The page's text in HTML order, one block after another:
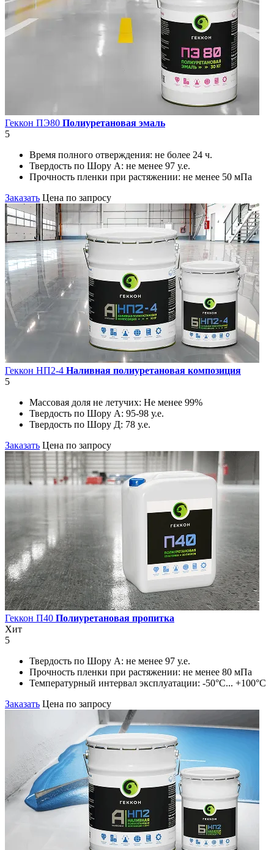
Геккон ПЭ80 Полиуретановая эмаль
5
Время полного отверждения: не более 24 ч.
Твердость по Шору А: не менее 97 у.е.
Прочность пленки при растяжении: не менее 50 мПа
Заказать Цена по запросу
Геккон НП2-4 Наливная полиуретановая композиция
5
Массовая доля не летучих: Не менее 99%
Твердость по Шору А: 95-98 у.е.
Твердость по Шору Д: 78 у.е.
Заказать Цена по запросу
Геккон П40 Полиуретановая пропитка
Хит
5
Твердость по Шору А: не менее 97 у.е.
Прочность пленки при растяжении: не менее 80 мПа
Температурный интервал эксплуатации: -50°С... +100°С
Заказать Цена по запросу